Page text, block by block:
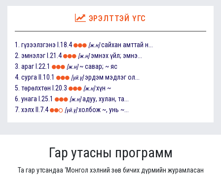
ЭРЭЛТТЭЙ ҮГС
1. гүзээлзгэнэ I.18.4 [ж.н] сайхан амттай н...
2. эмнэлэг I.21.4 [ж.н] эмнэх үйл; эмнэ...
3. араг I.22.1 [ж.н] ~ савар; ~ яс
4. сурга II.10.1 [үй.ү] эрдэм мэдлэг ол...
5. төрөлхтөн I.20.3 [ж.н] хүн ~
6. унага I.25.1 [ж.н] адуу, хулан, та...
7. хэлх II.7.4 [үй.ү] холбож ~, унь ~...
Гар утасны программ
Та гар утсандаа ‘Монгол хэлний зөв бичих дүрмийн журамласан